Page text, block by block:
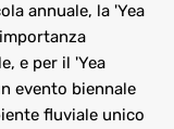
annuale, la 'Yea
e per il 'Yea
evento biennale
fluviale unico